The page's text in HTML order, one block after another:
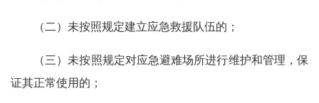
（二）未按照规定建立应急救援队伍的；
（三）未按照规定对应急避难场所进行维护和管理，保
证其正常使用的；